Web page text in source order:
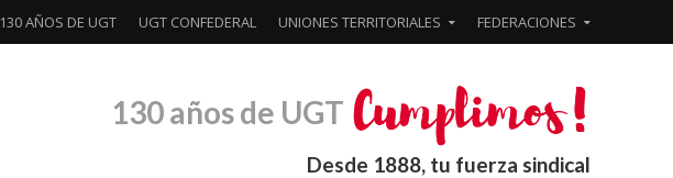
130 AÑOS DE UGT UGT CONFEDERAL UNIONES TERRITORIALES FEDERACIONES
130 años de UGT
Desde 1888, tu fuerza sindical